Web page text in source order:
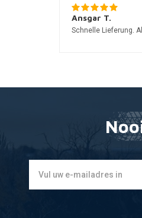
Ansgar T.
Schnelle Lieferung.